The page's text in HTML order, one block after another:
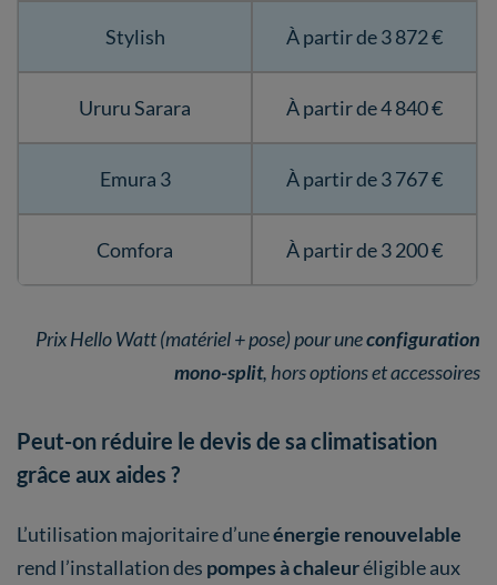
Stylish À partir de 3 872 €
Ururu Sarara À partir de 4 840 €
Emura 3 À partir de 3 767 €
Comfora À partir de 3 200 €
Prix Hello Watt (matériel + pose) pour uneconfiguration
mono-split, hors options et accessoires
Peut-on réduire le devis de sa climatisation
grâce aux aides ?
L’utilisation majoritaire d’uneénergie renouvelable
rend l’installation des pompes à chaleuréligible aux